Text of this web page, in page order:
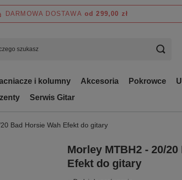
DARMOWA DOSTAWA od 299,00 zł
i kolumny Akcesoria Pokrowce
Serwis Gitar
Bad Horsie Wah Efekt do gitary
Morley MTBH2 - 20/
Efekt do gitary